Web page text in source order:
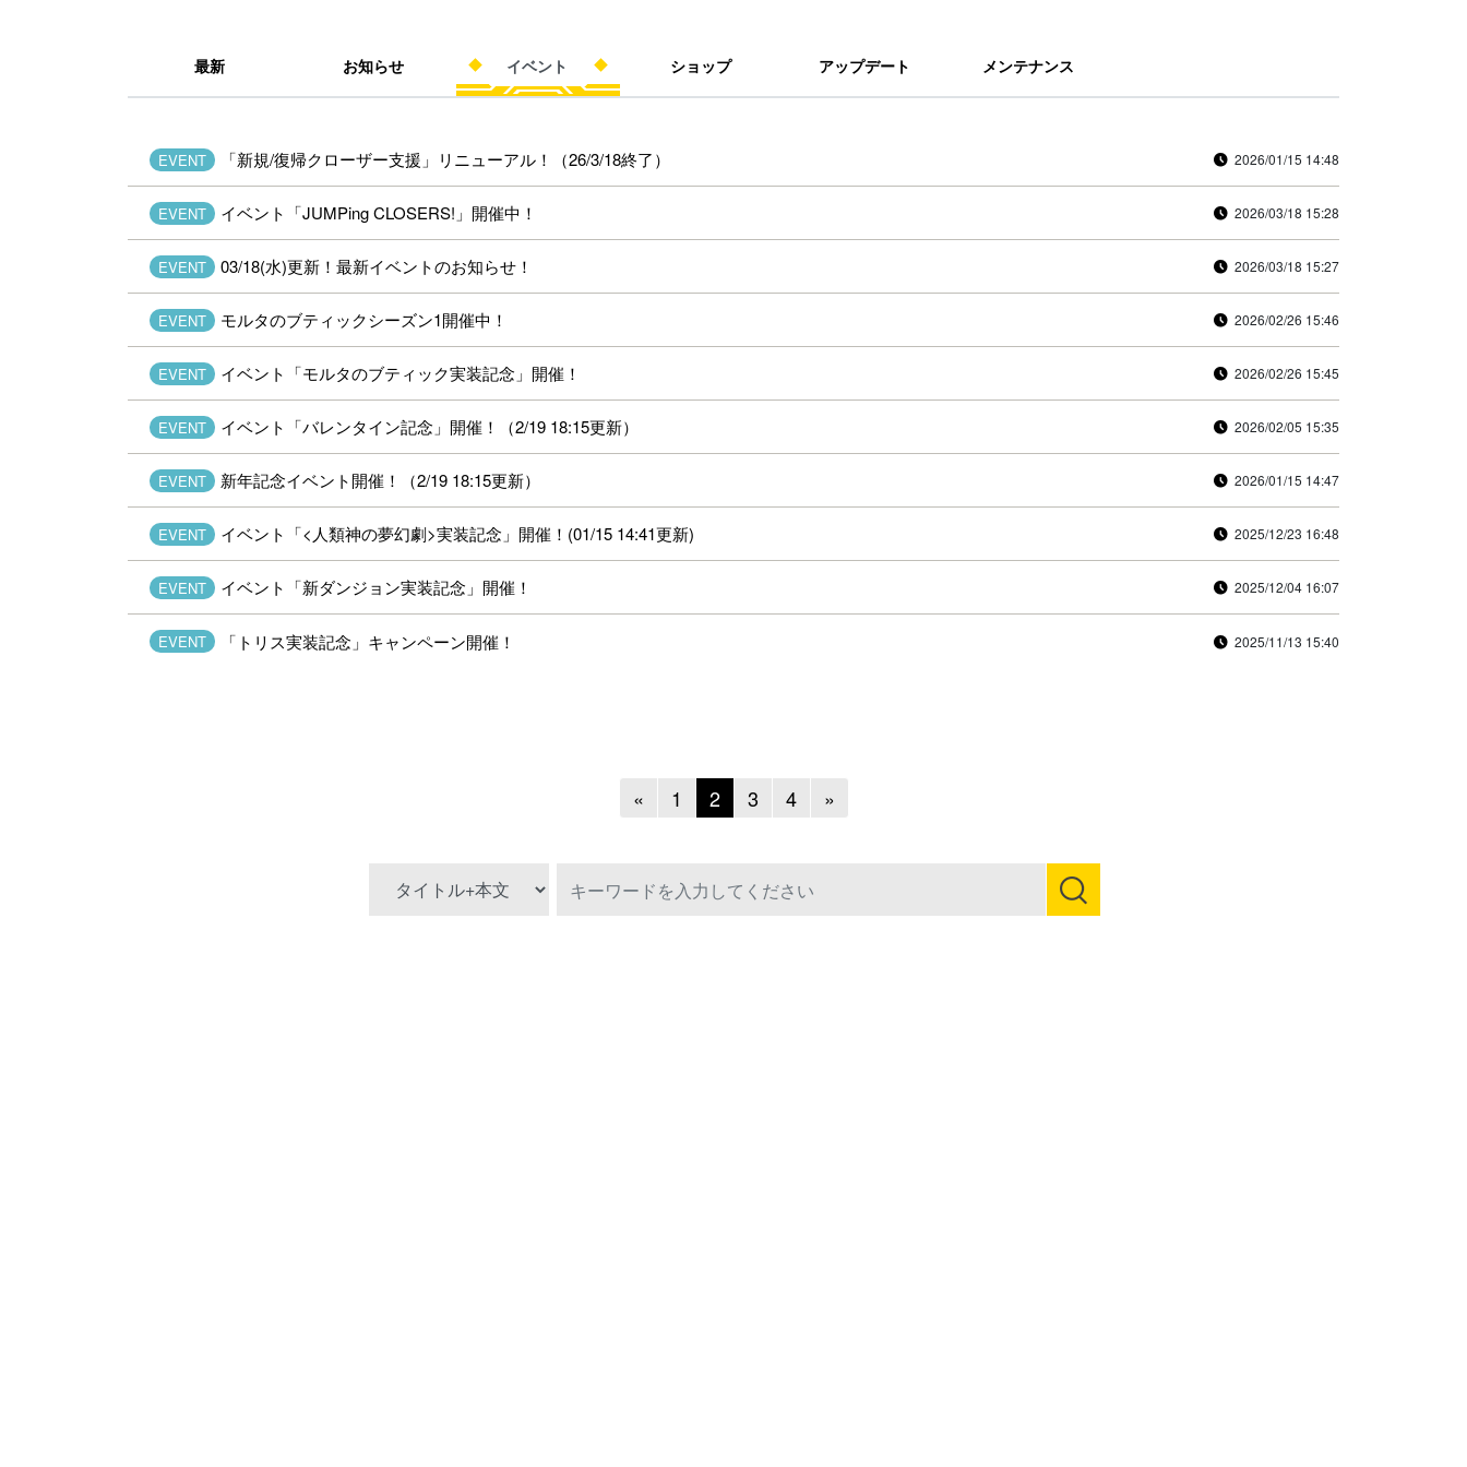
最新 お知らせ イベント ショップ アップデート メンテナンス
EVENT 「新規/復帰クローザー支援」リニューアル！（26/3/18終了） 2026/01/15 14:48
EVENT イベント「JUMPing CLOSERS!」開催中！ 2026/03/18 15:28
EVENT 03/18(水)更新！最新イベントのお知らせ！ 2026/03/18 15:27
EVENT モルタのブティックシーズン1開催中！ 2026/02/26 15:46
EVENT イベント「モルタのブティック実装記念」開催！ 2026/02/26 15:45
EVENT イベント「バレンタイン記念」開催！（2/19 18:15更新） 2026/02/05 15:35
EVENT 新年記念イベント開催！（2/19 18:15更新） 2026/01/15 14:47
EVENT イベント「<人類神の夢幻劇>実装記念」開催！(01/15 14:41更新) 2025/12/23 16:48
EVENT イベント「新ダンジョン実装記念」開催！ 2025/12/04 16:07
EVENT 「トリス実装記念」キャンペーン開催！ 2025/11/13 15:40
«Previous
1 2 3 4 »